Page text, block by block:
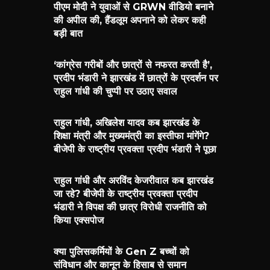
पीएम मोदी ने युवाओं से GRWN वीडियो बनाने
की अपील की, हैंडलूम अपनाने को लेकर कही
बड़ी बात
‘कांग्रेस गरीबों और छात्रों से नफरत करती है’,
प्रदीप भंडारी ने झारखंड में छात्रों के प्रदर्शन पर
राहुल गांधी की चुप्पी पर उठाए सवाल
राहुल गांधी, अखिलेश यादव कब झारखंड के
शिक्षा मंत्री और मुख्यमंत्री का इस्तीफा मांगेंगे?
बीजेपी के राष्ट्रीय प्रवक्ता प्रदीप भंडारी ने पूछा
राहुल गांधी और अरविंद केजरीवाल कब झारखंड
जा रहे? बीजेपी के राष्ट्रीय प्रवक्ता प्रदीप
भंडारी ने विपक्ष की छात्र विरोधी राजनीति को
किया एक्सपोज
क्या पुलिसकर्मियों के Gen Z बच्चों को
संविधान और कानून के हिसाब से समान